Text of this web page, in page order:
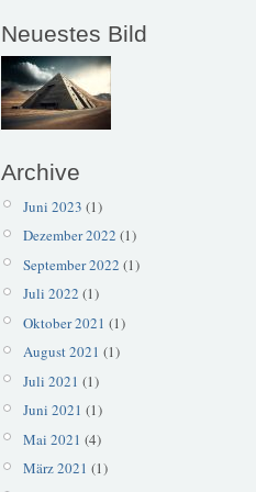
Neuestes Bild
Archive
Juni 2023 (1)
Dezember 2022 (1)
September 2022 (1)
Juli 2022 (1)
Oktober 2021 (1)
August 2021 (1)
Juli 2021 (1)
Juni 2021 (1)
Mai 2021 (4)
März 2021 (1)